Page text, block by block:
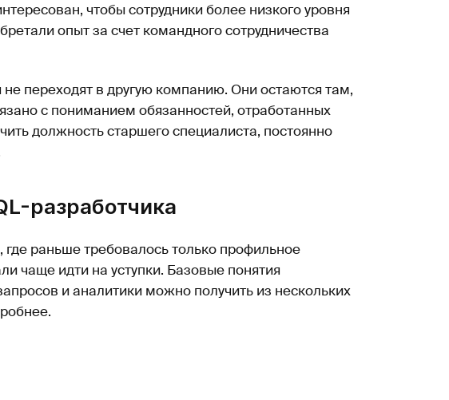
чтобы сотрудники более низкого уровня
опыт за счет командного сотрудничества
переходят в другую компанию. Они остаются там,
с пониманием обязанностей, отработанных
должность старшего специалиста, постоянно
разработчика
где раньше требовалось только профильное
чаще идти на уступки. Базовые понятия
и аналитики можно получить из нескольких